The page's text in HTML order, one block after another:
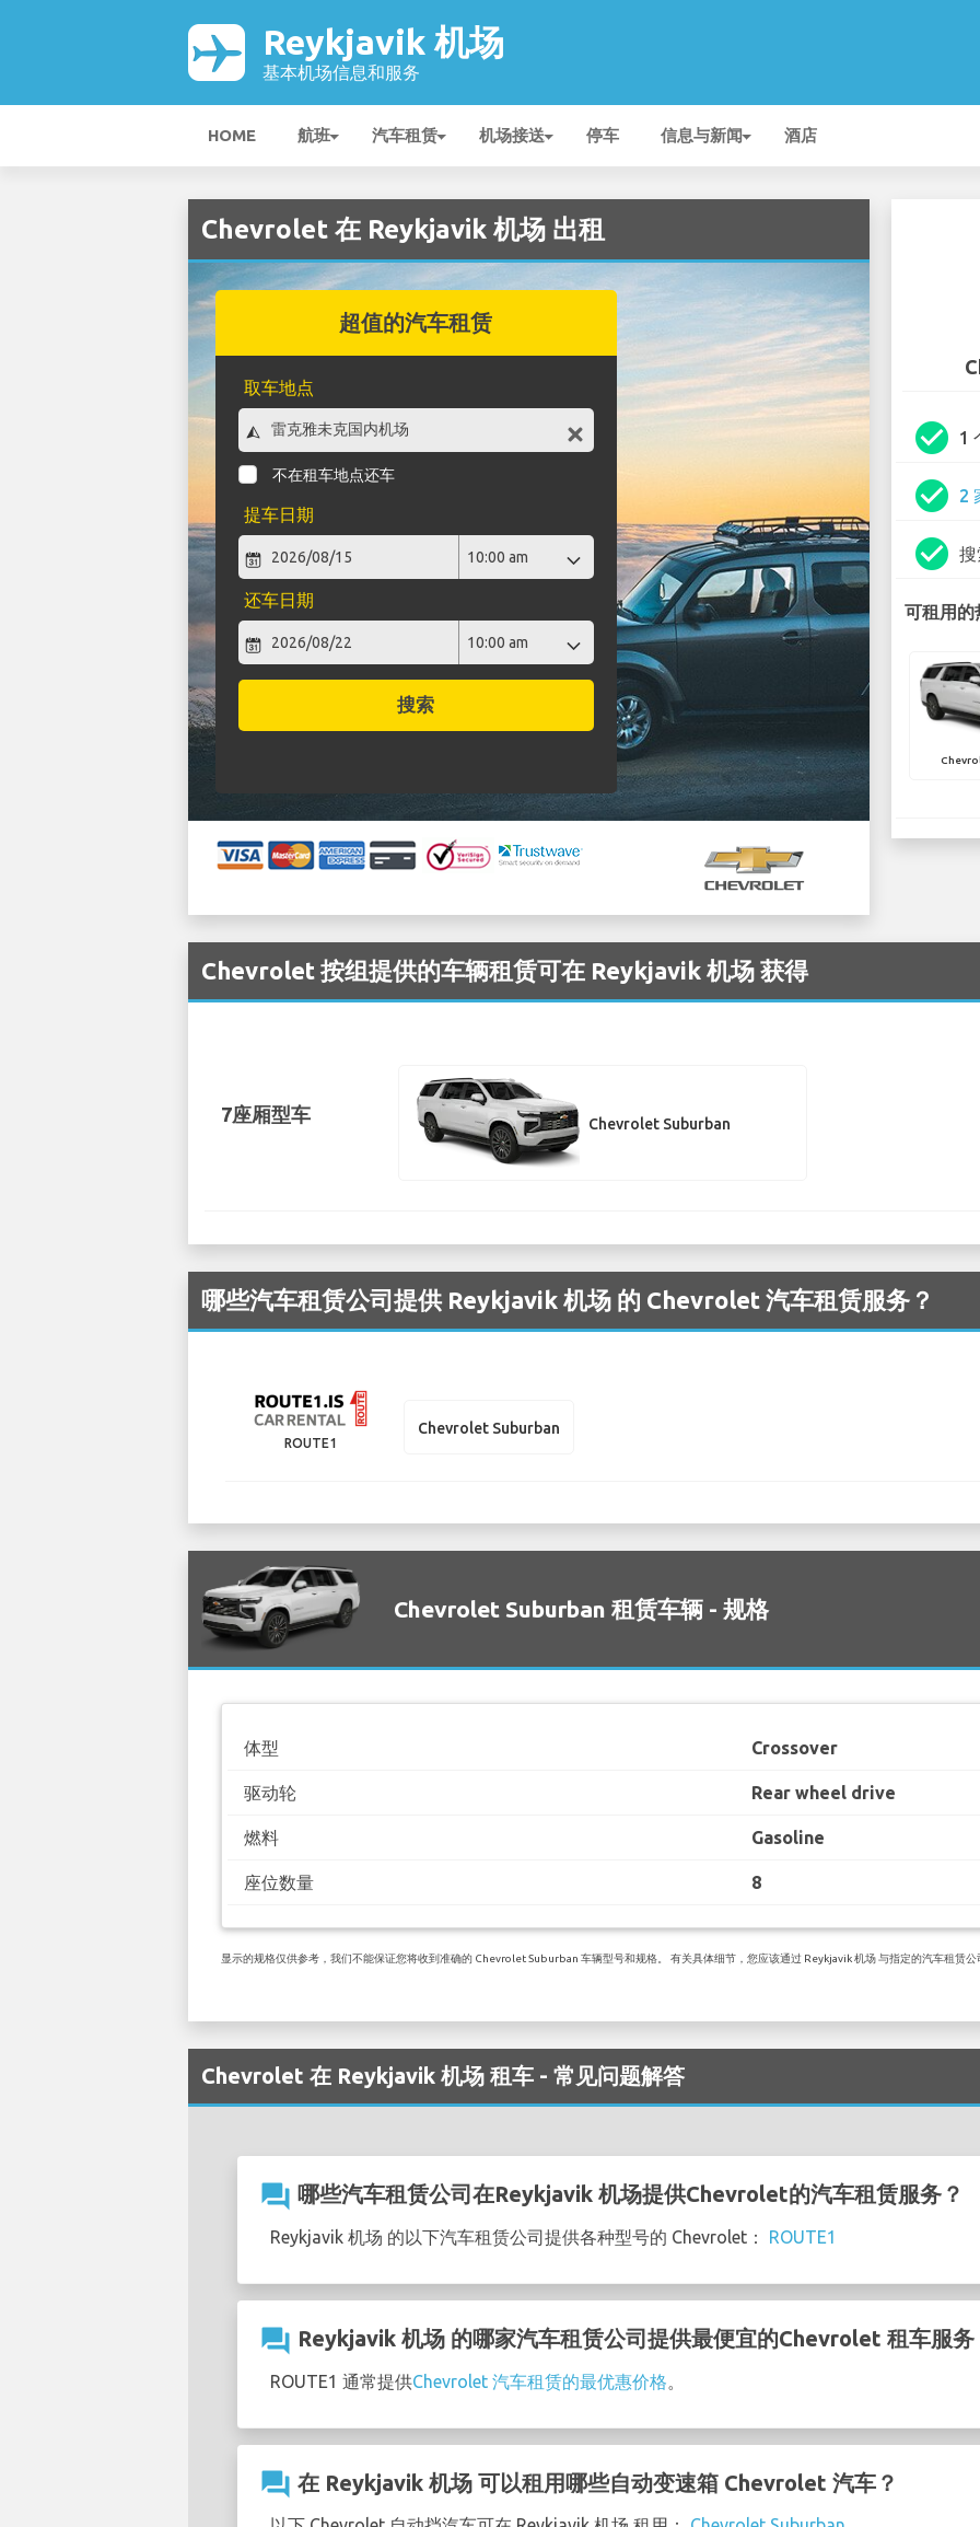
Reykjavik 机场
基本机场信息和服务
HOME 航班 汽车租赁 机场接送 停车 信息与新闻 酒店
Chevrolet 在 Reykjavik 机场 出租
超值的汽车租赁
取车地点
不在租车地点还车
提车日期
还车日期
搜索
check_circle 1
check_circle 2
check_circle
可租用
Chevrolet 按组提供的车辆租赁可在 Reykjavik 机场 获得
7座厢型车 Chevrolet Suburban
哪些汽车租赁公司提供 Reykjavik 机场 的 Chevrolet 汽车租赁服务？
ROUTE1
Chevrolet Suburban
Chevrolet Suburban 租赁车辆 - 规格
体型 Crossover
驱动轮 Rear wheel drive
燃料 Gasoline
座位数量 8
显示的规格仅供参考，我们不能保证您将收到准确的 Chevrolet Suburban 车辆型号和规格。 有关具体细节，您应该通过 Reykjavik 机场 与指定的汽车租赁公
Chevrolet 在 Reykjavik 机场 租车 - 常见问题解答
question_answer 哪些汽车租赁公司在Reykjavik 机场提供Chevrolet的汽车租赁服务？
Reykjavik 机场 的以下汽车租赁公司提供各种型号的 Chevrolet： ROUTE1
question_answer Reykjavik 机场 的哪家汽车租赁公司提供最便宜的Chevrolet 租车服务
ROUTE1 通常提供Chevrolet 汽车租赁的最优惠价格
question_answer 在 Reykjavik 机场 可以租用哪些自动变速箱 Chevrolet 汽车？